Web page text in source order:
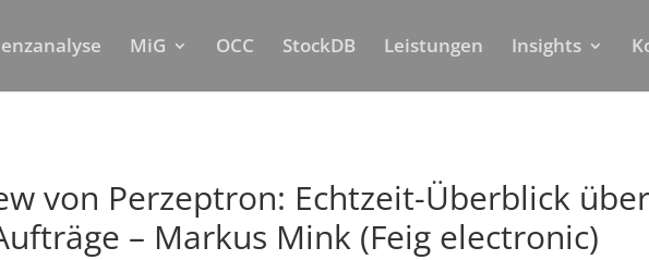
MiG OCC StockDB Leistungen Insights
von Perzeptron: Echtzeit-Überblick über
– Markus Mink (Feig electronic)